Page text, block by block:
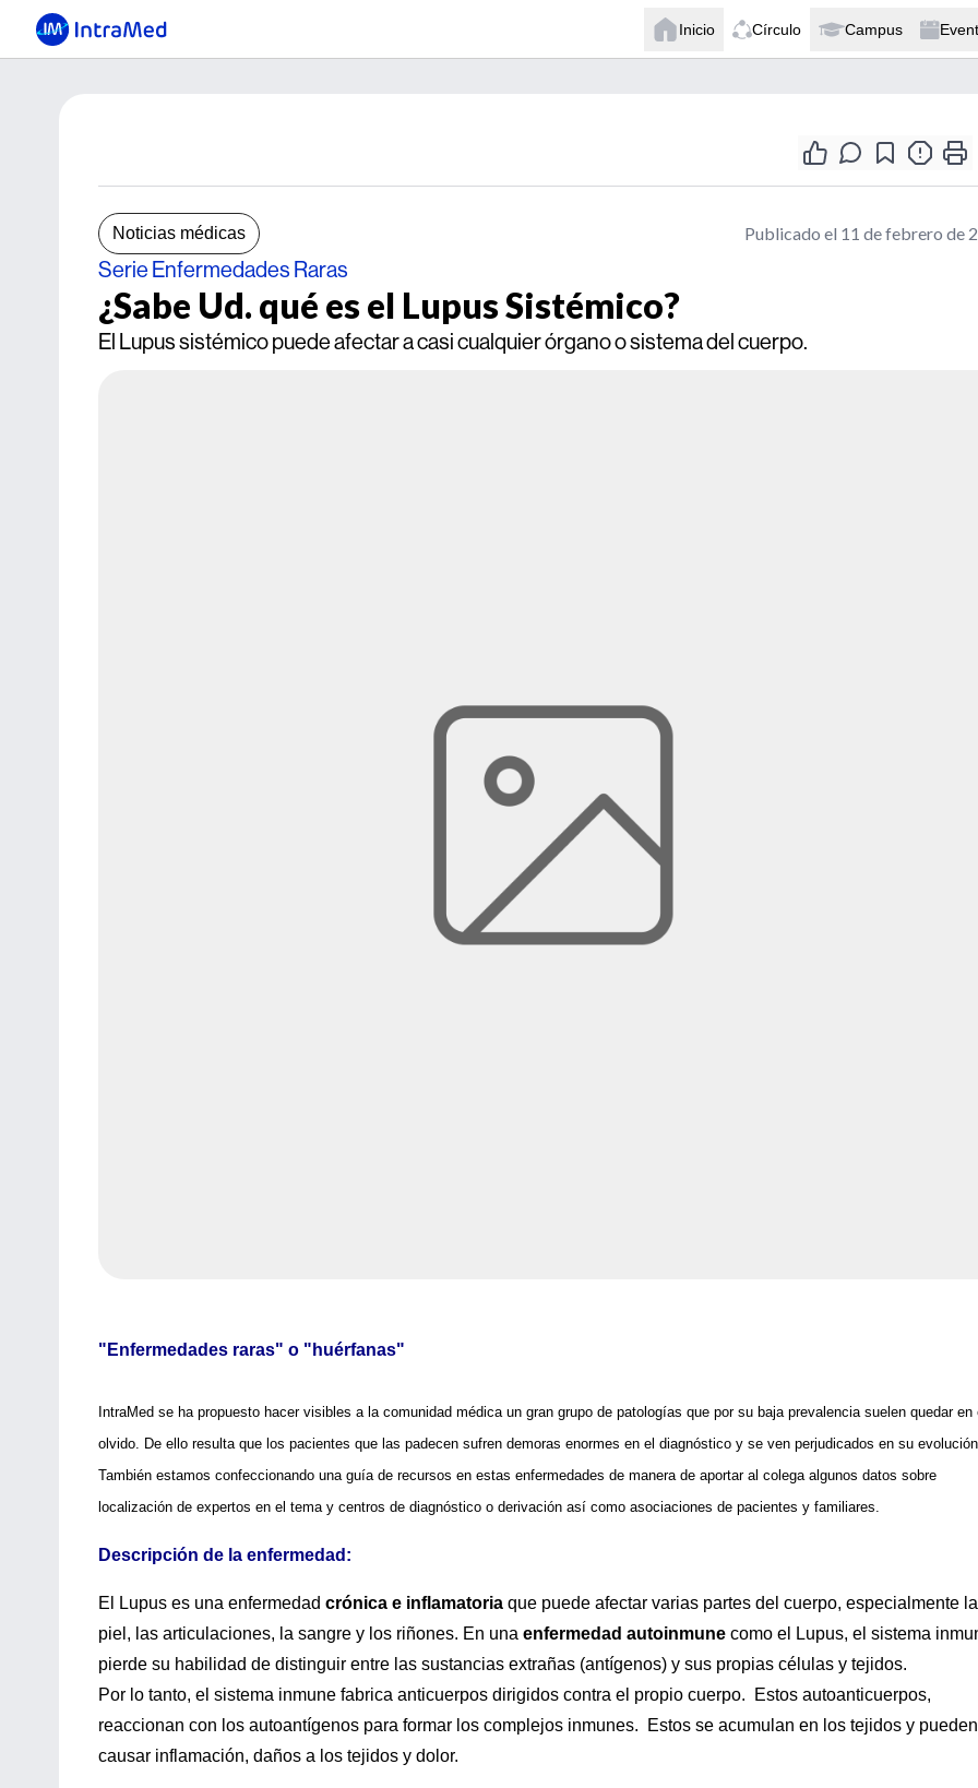
Inicio Círculo Campus
Noticias médicas Publicado el 11 de febrero de
Serie Enfermedades Raras
¿Sabe Ud. qué es el Lupus Sistémico?
El Lupus sistémico puede afectar a casi cualquier órgano o sistema del cuerpo.
"Enfermedades raras" o "huérfanas"
IntraMed se ha propuesto hacer visibles a la comunidad médica un gran grupo de patologías que por su baja prevalencia suelen quedar en
olvido. De ello resulta que los pacientes que las padecen sufren demoras enormes en el diagnóstico y se ven perjudicados en su
También estamos confeccionando una guía de recursos en estas enfermedades de manera de aportar al colega algunos datos sobre
localización de expertos en el tema y centros de diagnóstico o derivación así como asociaciones de pacientes y familiares.
Descripción de la enfermedad:
El Lupus es una enfermedad crónica e inflamatoria que puede afectar varias partes del cuerpo, especialmente la
piel, las articulaciones, la sangre y los riñones. En una enfermedad autoinmune como el Lupus, el sistema
pierde su habilidad de distinguir entre las sustancias extrañas (antígenos) y sus propias células y tejidos.
Por lo tanto, el sistema inmune fabrica anticuerpos dirigidos contra el propio cuerpo. Estos autoanticuerpos,
reaccionan con los autoantígenos para formar los complejos inmunes. Estos se acumulan en los tejidos y pueden
causar inflamación, daños a los tejidos y dolor.